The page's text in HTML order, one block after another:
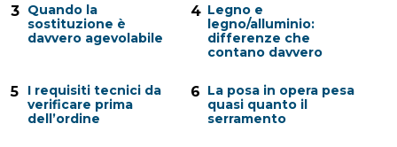
3 Quando la
sostituzione è
davvero agevolabile
4 Legno e
legno/alluminio:
differenze che
contano davvero
5
I requisiti tecnici da
verificare prima
dell’ordine
6 La posa in opera pesa
quasi quanto il
serramento